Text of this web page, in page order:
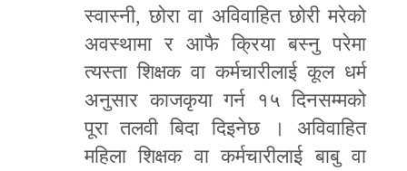
स्वास्नी,छोरा वा अविवाहित छोरी मरेको
अवस्थामा र आफै क्रिया बस्नु परेमा
त्यस्ता शिक्षक वा कर्मचारीलाई कूल धर्म
अनुसार काजकृया गर्न १५ दिनसम्मको
पूरा तलवी बिदा दिइनेछ । अविवाहित
महिला शिक्षक वा कर्मचारीलाई बाबु वा